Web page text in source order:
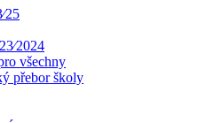
všechny
přebor školy